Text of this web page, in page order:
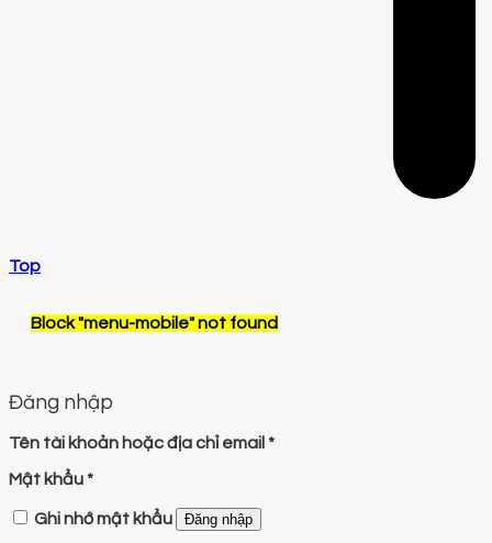
Top
Block"menu-mobile"not found
Đăng nhập
Tên tài khoản hoặc địa chỉ email*
Mật khẩu*
Ghi nhớ mật khẩu Đăng nhập